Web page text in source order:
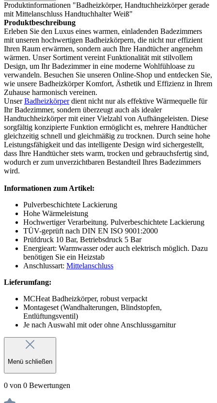
Produktinformationen "Badheizkörper, Handtuchheizkörper gerade
mit Mittelanschluss Handtuchhalter Weiß"
Produktbeschreibung
Erleben Sie den Luxus eines warmen, einladenden Badezimmers
mit unseren hochwertigen Badheizkörpern, die nicht nur effizient
Ihren Raum erwärmen, sondern auch Ihre Handtücher angenehm
wärmen. Unser Sortiment vereint Funktionalität mit stilvollem
Design, um Ihr Badezimmer in eine moderne Wohlfühloase zu
verwandeln. Besuchen Sie unseren Online-Shop und entdecken Sie,
wie unsere Badheizkörper Komfort, Ästhetik und Effizienz in Ihrem
Zuhause harmonisch vereinen.
UnserBadheizkörperdient nicht nur als effektive Wärmequelle für
Ihr Badezimmer, sondern überzeugt auch als idealer
Handtuchheizkörper mit einer Vielzahl von Aufhängeleisten. Diese
sorgfältig konzipierte Funktion ermöglicht es, mehrere Handtücher
gleichzeitig schnell und gleichmäßig zu trocknen. Durch seine hohe
Leistungsfähigkeit und das intelligente Design wird sichergestellt,
dass Ihre Handtücher stets warm, trocken und gebrauchsfertig sind,
wodurch er zum unverzichtbaren Bestandteil Ihres Badezimmers
wird.
Informationen zum Artikel:
Pulverbeschichtete Lackierung
Hohe Wärmeleistung
Hochwertiger Verarbeitung. Pulverbeschichtete Lackierung
TÜV-geprüft nach DIN EN ISO 9001:2000
Prüfdruck 10 Bar, Betriebsdruck 5 Bar
Energieart: Warmwasser oder auch elektrisch möglich. Dazu
benötigen Sie ein Heizstab
Anschlussart: Mittelanschluss
Lieferumfang:
MCHeat Badheizkörper, robust verpackt
Montageset (Wandhalterungen, Blindstopfen,
Entlüftungsventil)
Je nach Auswahl mit oder ohne Anschlussgarnitur
Menü schließen
0 von 0 Bewertungen